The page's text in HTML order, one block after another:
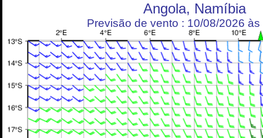
Angola, Namíbia
Previsão de vento : 10/08/2026 às